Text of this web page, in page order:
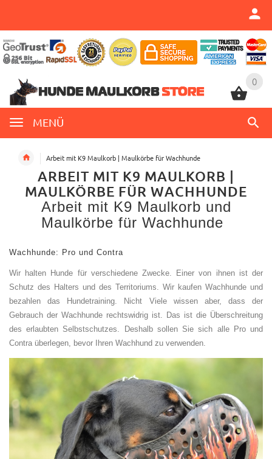
0
MENÜ
0
Arbeit mit K9 Maulkorb | Maulkörbe für Wachhunde
ARBEIT MIT K9 MAULKORB |
MAULKÖRBE FÜR WACHHUNDE
Arbeit mit K9 Maulkorb und
Maulkörbe für Wachhunde
Wachhunde: Pro und Contra
Wir halten Hunde für verschiedene Zwecke. Einer von ihnen ist der
Schutz des Halters und des Territoriums. Wir kaufen Wachhunde und
bezahlen das Hundetraining. Nicht Viele wissen aber, dass der
Gebrauch der Wachhunde rechtswidrig ist. Das ist die Überschreitung
des erlaubten Selbstschutzes. Deshalb sollen Sie sich alle Pro und
Contra überlegen, bevor Ihren Wachhund zu verwenden.